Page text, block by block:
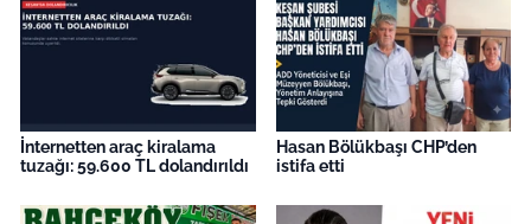
İnternetten araç kiralama
tuzağı: 59.600 TL dolandırıldı
Hasan Bölükbaşı CHP’den
istifa etti